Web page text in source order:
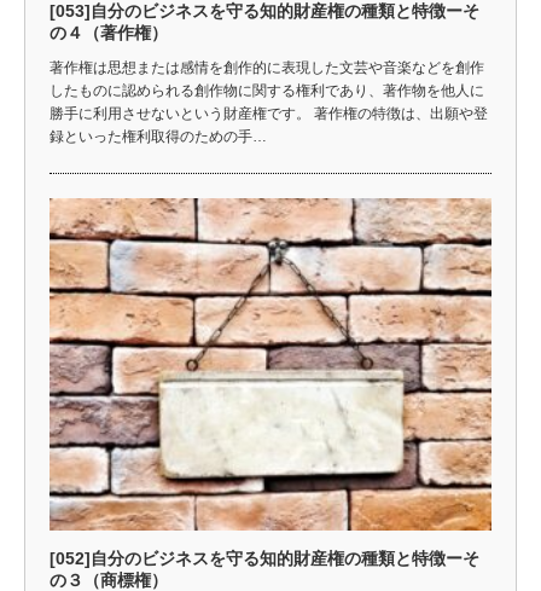
[053]自分のビジネスを守る知的財産権の種類と特徴ーそ
の４（著作権）
著作権は思想または感情を創作的に表現した文芸や音楽などを創作
したものに認められる創作物に関する権利であり、著作物を他人に
勝手に利用させないという財産権です。 著作権の特徴は、出願や登
録といった権利取得のための手…
[052]自分のビジネスを守る知的財産権の種類と特徴ーそ
の３（商標権）